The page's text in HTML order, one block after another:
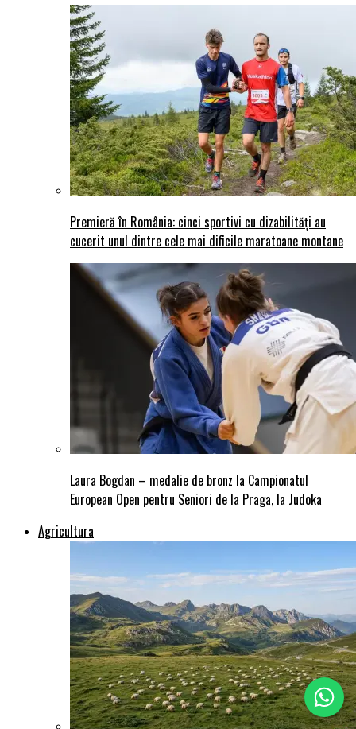
Premieră în România: cinci sportivi cu dizabilități au
cucerit unul dintre cele mai dificile maratoane montane
Laura Bogdan – medalie de bronz la Campionatul
European Open pentru Seniori de la Praga, la Judoka
Agricultura